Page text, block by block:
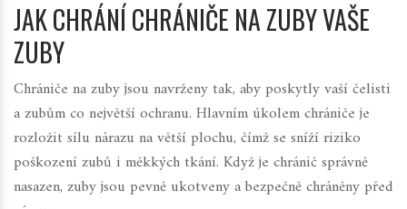
JAK CHRÁNÍ CHRÁNIČE NA ZUBY VAŠE
ZUBY
Chrániče na zuby jsou navrženy tak, aby poskytly vaší čelisti
a zubům co největší ochranu. Hlavním úkolem chrániče je
rozložit sílu nárazu na větší plochu, čímž se sníží riziko
poškození zubů i měkkých tkání. Když je chránič správně
nasazen, zuby jsou pevně ukotveny a bezpečně chráněny před